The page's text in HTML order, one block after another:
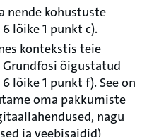
nende kohustuste
lõike 1 punkt c).
kontekstis teie
õigustatud
lõike 1 punkt f). See on
oma pakkumiste
nagu
ja veebisaidid)